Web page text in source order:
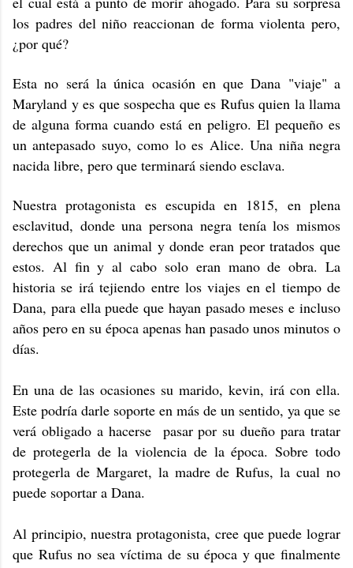
los padres del niño reaccionan de forma violenta pero,
¿por qué?
Esta no será la única ocasión en que Dana "viaje" a
Maryland y es que sospecha que es Rufus quien la llama
de alguna forma cuando está en peligro. El pequeño es
un antepasado suyo, como lo es Alice. Una niña negra
nacida libre, pero que terminará siendo esclava.
Nuestra protagonista es escupida en 1815, en plena
esclavitud, donde una persona negra tenía los mismos
derechos que un animal y donde eran peor tratados que
estos. Al fin y al cabo solo eran mano de obra. La
historia se irá tejiendo entre los viajes en el tiempo de
Dana, para ella puede que hayan pasado meses e incluso
años pero en su época apenas han pasado unos minutos o
días.
En una de las ocasiones su marido, kevin, irá con ella.
Este podría darle soporte en más de un sentido, ya que se
verá obligado a hacerse pasar por su dueño para tratar
de protegerla de la violencia de la época. Sobre todo
protegerla de Margaret, la madre de Rufus, la cual no
puede soportar a Dana.
Al principio, nuestra protagonista, cree que puede lograr
que Rufus no sea víctima de su época y que finalmente